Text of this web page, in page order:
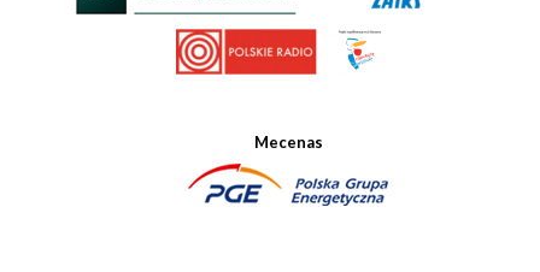
Mecenas